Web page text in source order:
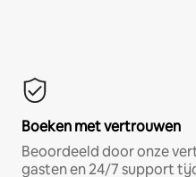
Boeken met vertrouwen
Beoordeeld door onze
gasten en 24/7 support